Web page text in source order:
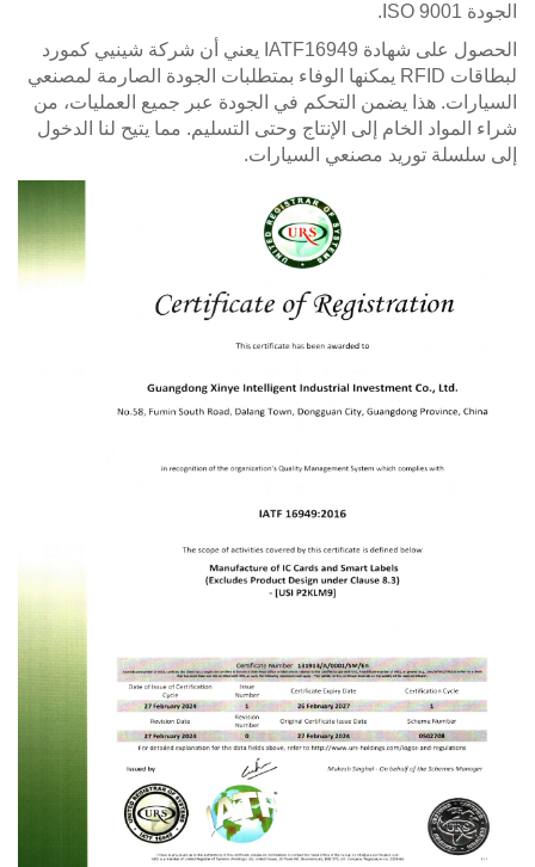
الجودة ISO 9001.
الحصول على شهادة IATF16949 يعني أن شركة شينيي كمورد
لبطاقات RFID يمكنها الوفاء بمتطلبات الجودة الصارمة لمصنعي
السيارات. هذا يضمن التحكم في الجودة عبر جميع العمليات، من
شراء المواد الخام إلى الإنتاج وحتى التسليم. مما يتيح لنا الدخول
إلى سلسلة توريد مصنعي السيارات.